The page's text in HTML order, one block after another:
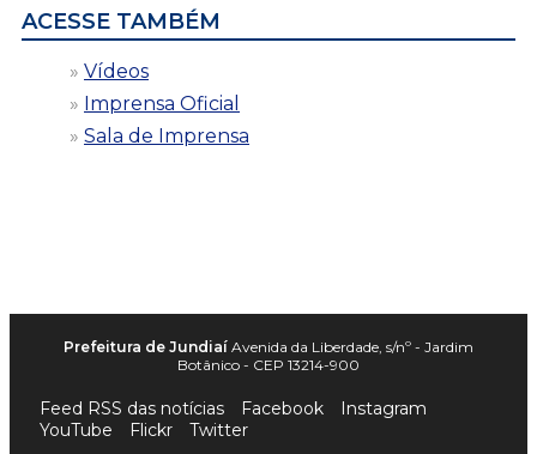
ACESSE TAMBÉM
Vídeos
Imprensa Oficial
Sala de Imprensa
Prefeitura de Jundiaí Avenida da Liberdade, s/nº - Jardim
Botânico - CEP 13214-900
Feed RSS das notícias Facebook
Instagram
YouTube
Flickr Twitter